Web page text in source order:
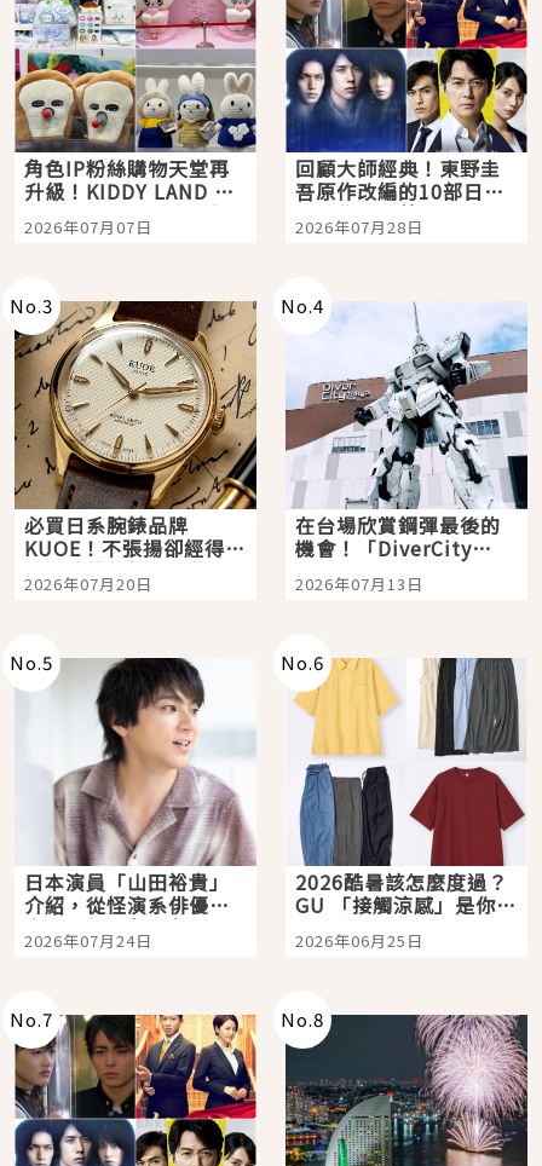
角色IP粉絲購物天堂再
升級！KIDDY LAND 原
宿店吉伊卡哇迎客，新
開幕 OMOKADO 店3分
2026年07月07日
回顧大師經典！東野圭
吾原作改編的10部日本
影視作品推薦
2026年07月28日
No.3
必買日系腕錶品牌
KUOE！不張揚卻經得起
時間洗鍊的經典之作五
選
2026年07月20日
No.4
在台場欣賞鋼彈最後的
機會！「DiverCity
Tokyo Plaza」搭船、
購物、美食及夜景，一
2026年07月13日
No.5
日本演員「山田裕貴」
介紹，從怪演系俳優走
向國民級日劇主角
2026年07月24日
No.6
2026酷暑該怎麼度過？
GU 「接觸涼感」是你的
夏日救星
2026年06月25日
No.7 No.8